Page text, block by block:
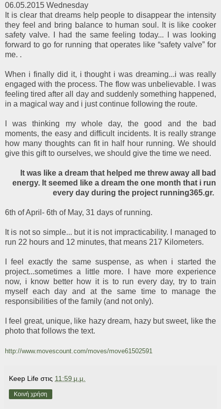
06.05.2015 Wednesday
It is clear that dreams help people to disappear the intensity
they feel and bring balance to human soul. It is like cooker
safety valve. I had the same feeling today... I was looking
forward to go for running that operates like “safety valve” for
me. .
When i finally did it, i thought i was dreaming...i was really
engaged with the process. The flow was unbelievable. I was
feeling tired after all day and suddenly something happened,
in a magical way and i just continue following the route.
I was thinking my whole day, the good and the bad
moments, the easy and difficult incidents. It is really strange
how many thoughts can fit in half hour running. We should
give this gift to ourselves, we should give the time we need.
It was like a dream that helped me threw away all bad
energy. It seemed like a dream the one month that i run
every day during the project running365.gr.
6th of April- 6th of May, 31 days of running.
It is not so simple... but it is not impracticability. I managed to
run 22 hours and 12 minutes, that means 217 Kilometers.
I feel exactly the same suspense, as when i started the
project...sometimes a little more. I have more experience
now, i know better how it is to run every day, try to train
myself each day and at the same time to manage the
responsibilities of the family (and not only).
I feel great, unique, like hazy dream, hazy but sweet, like the
photo that follows the text.
http://www.movescount.com/moves/move61502591
Keep Life στις 11:59 μ.μ.
Κοινή χρήση